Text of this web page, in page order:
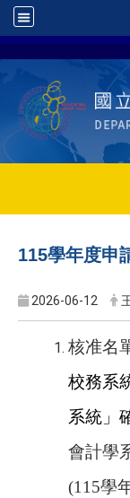
115學年度申
2026-06-12
核准名
校務系
系統」
會計學
(115學